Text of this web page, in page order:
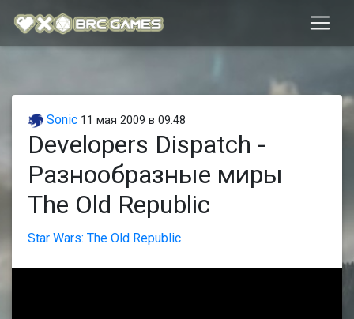
Sonic 11 мая 2009 в 09:48
Developers Dispatch -
Разнообразные миры
The Old Republic
Star Wars: The Old Republic